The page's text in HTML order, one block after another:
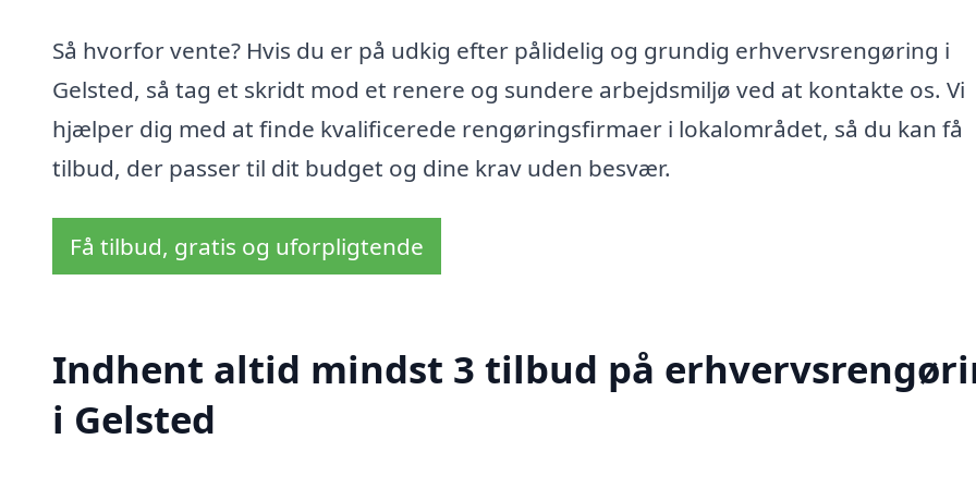
Så hvorfor vente? Hvis du er på udkig efter pålidelig og grundig erhvervsrengøring i
Gelsted, så tag et skridt mod et renere og sundere arbejdsmiljø ved at kontakte os. Vi
hjælper dig med at finde kvalificerede rengøringsfirmaer i lokalområdet, så du kan få
tilbud, der passer til dit budget og dine krav uden besvær.
Få tilbud, gratis og uforpligtende
Indhent altid mindst 3 tilbud på
i Gelsted